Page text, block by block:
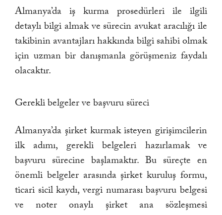
Almanya’da iş kurma prosedürleri ile ilgili
detaylı bilgi almak ve sürecin avukat aracılığı ile
takibinin avantajları hakkında bilgi sahibi olmak
için uzman bir danışmanla görüşmeniz faydalı
olacaktır.
Gerekli belgeler ve başvuru süreci
Almanya’da şirket kurmak isteyen girişimcilerin
ilk adımı, gerekli belgeleri hazırlamak ve
başvuru sürecine başlamaktır. Bu süreçte en
önemli belgeler arasında şirket kuruluş formu,
ticari sicil kaydı, vergi numarası başvuru belgesi
ve noter onaylı şirket ana sözleşmesi